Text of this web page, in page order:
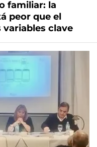
familiar: la
peor que el
clave